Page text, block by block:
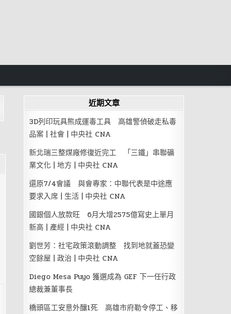
近期文章
3D列印玩具熊成運毒工具 高雄警偵破走私毒
品案 | 社會 | 中央社 CNA
新北瑞三整煤廠修復近完工 「三鐵」串聯礦
業文化 | 地方 | 中央社 CNA
還原7/4會議 與會專家：中聯代表是中途應
要求入席 | 生活 | 中央社 CNA
國銀個人放款旺 6月大增2575億寫史上單月
新高 | 產經 | 中央社 CNA
劉世芳：社宅政策滾動調整 找到地就蓋恐變
空餘屋 | 政治 | 中央社 CNA
Diego Mesa Puyo 獲選成為 GEF 下一任行政
總裁兼董事長
橋頭區工安意外釀1死 高雄市府勒令停工、移